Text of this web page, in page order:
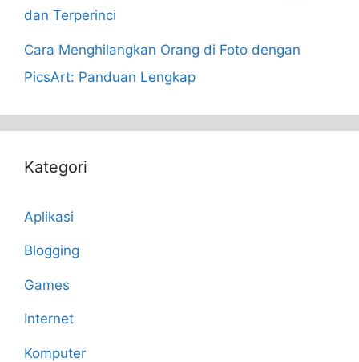
dan Terperinci
Cara Menghilangkan Orang di Foto dengan
PicsArt: Panduan Lengkap
Kategori
Aplikasi
Blogging
Games
Internet
Komputer